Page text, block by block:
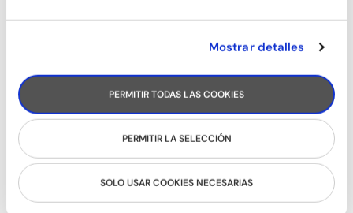
Mostrar detalles
PERMITIR TODAS LAS COOKIES
PERMITIR LA SELECCIÓN
SOLO USAR COOKIES NECESARIAS